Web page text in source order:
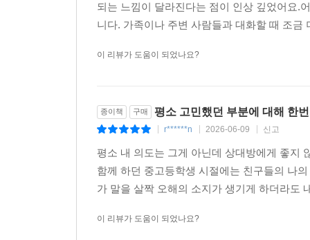
되는 느낌이 달라진다는 점이 인상 깊었어요.
니다. 가족이나 주변 사람들과 대화할 때 조
이 리뷰가 도움이 되었나요?
종이책 구매 평소 고민했던 부분에 대해 한
r******n 2026-06-09 신고
평소 내 의도는 그게 아닌데 상대방에게 좋지
함께 하던 중고등학생 시절에는 친구들의 나
가 말을 살짝 오해의 소지가 생기게 하더라도
이 리뷰가 도움이 되었나요?